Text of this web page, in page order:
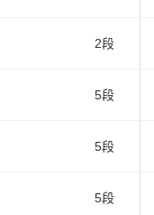
2段
5段
5段
5段